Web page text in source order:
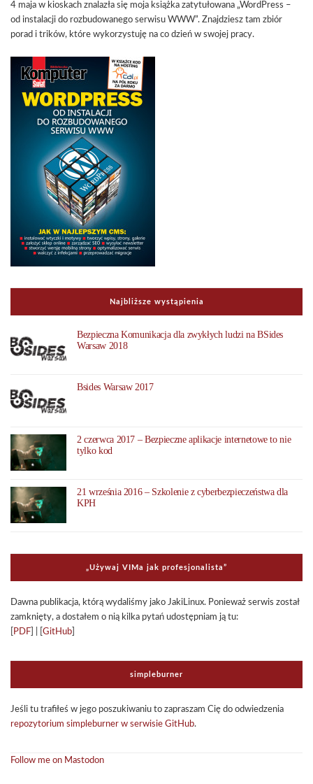
4 maja w kioskach znalazła się moja książka zatytułowana „WordPress –
od instalacji do rozbudowanego serwisu WWW”. Znajdziesz tam zbiór
porad i trików, które wykorzystuję na co dzień w swojej pracy.
Najbliższe wystąpienia
Bezpieczna Komunikacja dla zwykłych ludzi na BSides
Warsaw 2018
Bsides Warsaw 2017
2 czerwca 2017 – Bezpieczne aplikacje internetowe to nie
tylko kod
21 września 2016 – Szkolenie z cyberbezpieczeństwa dla
KPH
„Uży­waj VIMa jak pro­fe­sjo­na­li­sta”
Dawna publi­ka­cja, którą wyda­li­śmy jako Jaki­Li­nux. Ponie­waż ser­wis został
zamknięty, a dosta­łem o nią kilka pytań udo­stęp­niam ją tu:
PDF GitHub
sim­ple­bur­ner
Jeśli tu tra­fi­łeś w jego poszu­ki­wa­niu to zapra­szam Cię do odwie­dze­nia
repo­zy­to­rium sim­ple­bur­ner w ser­wi­sie GitHub.
Follow me on Mastodon